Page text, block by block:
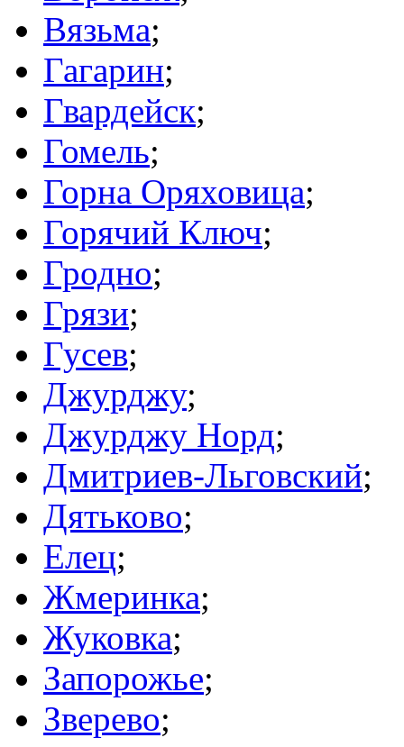
Вязьма;
Гагарин;
Гвардейск;
Гомель;
Горна Оряховица;
Горячий Ключ;
Гродно;
Грязи;
Гусев;
Джурджу;
Джурджу Норд;
Дмитриев-Льговский;
Дятьково;
Елец;
Жмеринка;
Жуковка;
Запорожье;
Зверево;